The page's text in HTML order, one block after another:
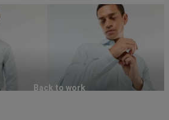
Back to work